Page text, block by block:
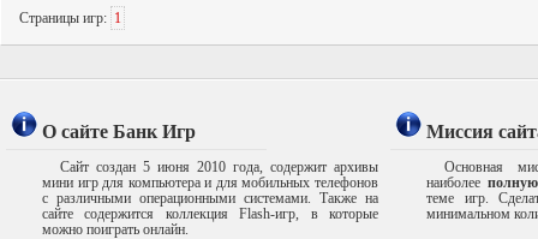
Страницы игр: 1
О сайте Банк Игр
Сайт создан 5 июня 2010 года, содержит архивы
мини игр для компьютера и для мобильных телефонов
с различными операционными системами. Также на
сайте содержится коллекция Flash-игр, в которые
можно поиграть онлайн.
Миссия
Основная
наиболее
теме игр.
минимальном